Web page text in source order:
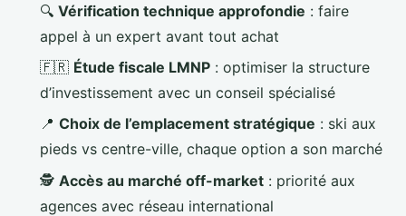
🔍 Vérification technique approfondie : faire
appel à un expert avant tout achat
🇫🇷 Étude fiscale LMNP : optimiser la structure
d’investissement avec un conseil spécialisé
📍 Choix de l’emplacement stratégique : ski aux
pieds vs centre-ville, chaque option a son marché
🕵️ Accès au marché off-market : priorité aux
agences avec réseau international